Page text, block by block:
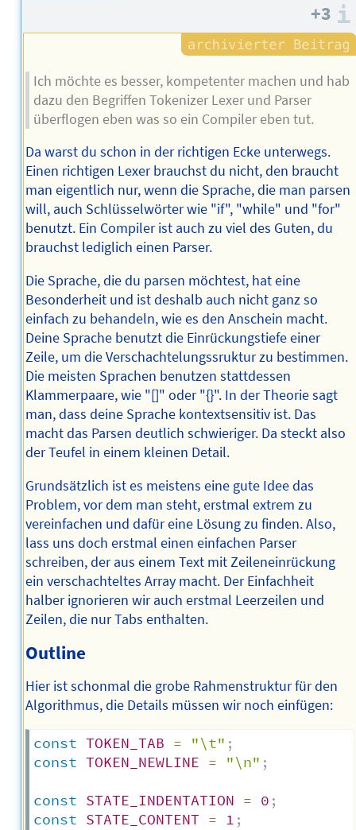
+3
Ich möchte es besser, kompetenter machen und hab
dazu den Begriffen Tokenizer Lexer und Parser
überflogen eben was so ein Compiler eben tut.
Da warst du schon in der richtigen Ecke unterwegs.
Einen richtigen Lexer brauchst du nicht, den braucht
man eigentlich nur, wenn die Sprache, die man parsen
will, auch Schlüsselwörter wie "if", "while" und "for"
benutzt. Ein Compiler ist auch zu viel des Guten, du
brauchst lediglich einen Parser.
Die Sprache, die du parsen möchtest, hat eine
Besonderheit und ist deshalb auch nicht ganz so
einfach zu behandeln, wie es den Anschein macht.
Deine Sprache benutzt die Einrückungstiefe einer
Zeile, um die Verschachtelungssruktur zu bestimmen.
Die meisten Sprachen benutzen stattdessen
Klammerpaare, wie "[]" oder "{}". In der Theorie sagt
man, dass deine Sprache kontextsensitiv ist. Das
macht das Parsen deutlich schwieriger. Da steckt also
der Teufel in einem kleinen Detail.
Grundsätzlich ist es meistens eine gute Idee das
Problem, vor dem man steht, erstmal extrem zu
vereinfachen und dafür eine Lösung zu finden. Also,
lass uns doch erstmal einen einfachen Parser
schreiben, der aus einem Text mit Zeileneinrückung
ein verschachteltes Array macht. Der Einfachheit
halber ignorieren wir auch erstmal Leerzeilen und
Zeilen, die nur Tabs enthalten.
Outline
Hier ist schonmal die grobe Rahmenstruktur für den
Algorithmus, die Details müssen wir noch einfügen:
const TOKEN_TAB = "\t" ;
const TOKEN_NEWLINE = "\n" ;
const STATE_INDENTATION = 0 ;
const STATE_CONTENT = 1 ;